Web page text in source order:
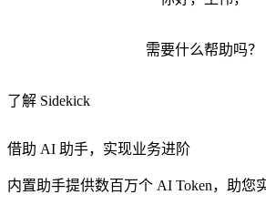
需要什么帮助吗？
了解 Sidekick
借助 AI 助手，实现业务进阶
内置助手提供数百万个 AI Token，助您